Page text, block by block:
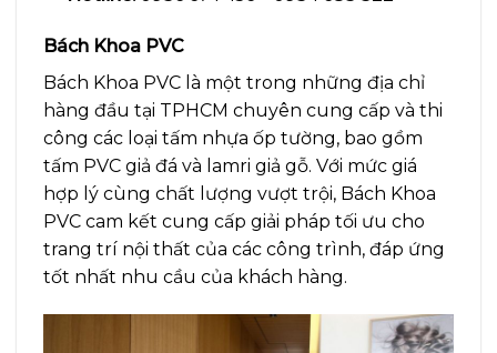
Bách Khoa PVC
Bách Khoa PVC là một trong những địa chỉ
hàng đầu tại TPHCM chuyên cung cấp và thi
công các loại tấm nhựa ốp tường, bao gồm
tấm PVC giả đá và lamri giả gỗ. Với mức giá
hợp lý cùng chất lượng vượt trội, Bách Khoa
PVC cam kết cung cấp giải pháp tối ưu cho
trang trí nội thất của các công trình, đáp ứng
tốt nhất nhu cầu của khách hàng.